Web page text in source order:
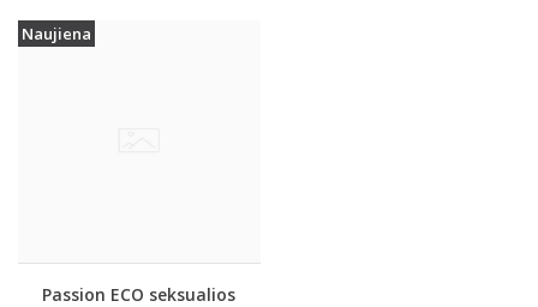
Naujiena
Passion ECO seksualios